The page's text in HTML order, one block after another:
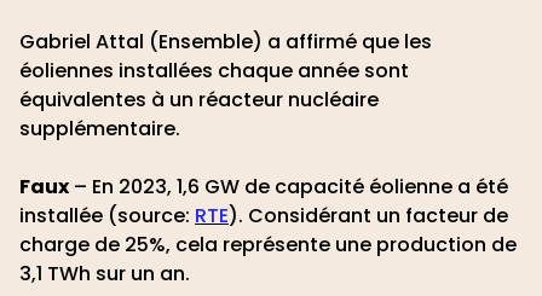
Gabriel Attal (Ensemble) a affirmé que les
éoliennes installées chaque année sont
équivalentes à un réacteur nucléaire
supplémentaire.
Faux – En 2023, 1,6 GW de capacité éolienne a été
installée (source: RTE). Considérant un facteur de
charge de 25%, cela représente une production de
3,1 TWh sur un an.